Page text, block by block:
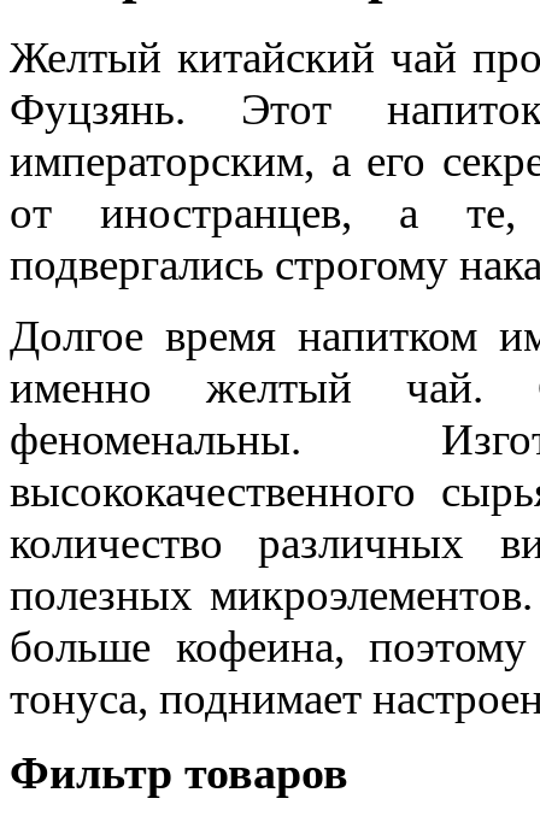
Желтый китайский чай
Фуцзянь. Этот
императорским, а его
от иностранцев, а
подвергались строгому
Долгое время напитком
именно желтый чай.
феноменальны.
высококачественного
количество различных
полезных
больше кофеина,
тонуса, поднимает
Фильтр товаров